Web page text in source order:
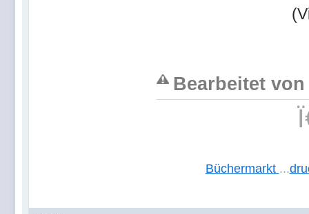
Bearbeitet von
Büchermarkt ...